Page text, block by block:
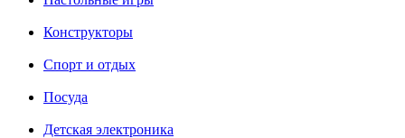
Конструкторы
Спорт и отдых
Посуда
Детская электроника